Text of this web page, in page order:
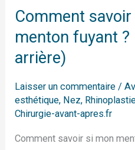
Comment
menton fuyant
arrière)
Laisser un commentaire /
esthétique, Nez,
Chirurgie-avant-apres.fr
Comment savoir si mon